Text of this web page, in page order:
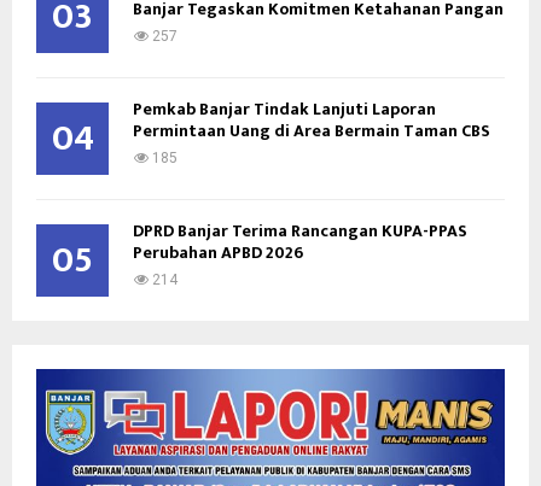
03 Banjar Tegaskan Komitmen Ketahanan Pangan
257
04 Pemkab Banjar Tindak Lanjuti Laporan
Permintaan Uang di Area Bermain Taman CBS
185
05 DPRD Banjar Terima Rancangan KUPA-PPAS
Perubahan APBD 2026
214